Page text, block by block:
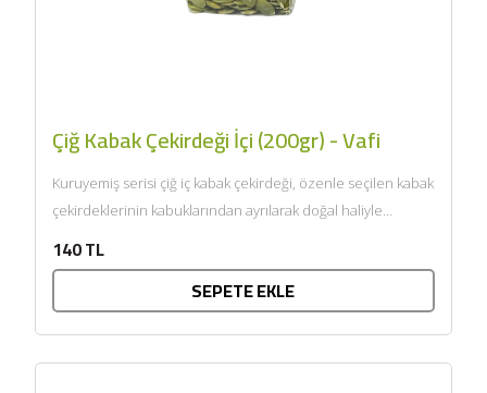
Çiğ Kabak Çekirdeği İçi (200gr) - Vafi
Kuruyemiş serisi çiğ iç kabak çekirdeği, özenle seçilen kabak
çekirdeklerinin kabuklarından ayrılarak doğal haliyle
140 TL
SEPETE EKLE